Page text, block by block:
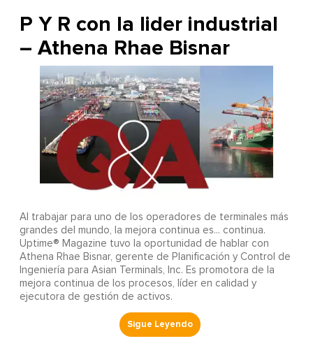
P Y R con la lider industrial
– Athena Rhae Bisnar
Al trabajar para uno de los operadores de terminales más
grandes del mundo, la mejora continua es... continua.
Uptime® Magazine tuvo la oportunidad de hablar con
Athena Rhae Bisnar, gerente de Planificación y Control de
Ingeniería para Asian Terminals, Inc. Es promotora de la
mejora continua de los procesos, líder en calidad y
ejecutora de gestión de activos.